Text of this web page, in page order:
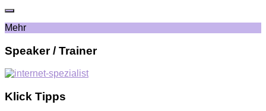
Mehr
Speaker / Trainer
Klick Tipps